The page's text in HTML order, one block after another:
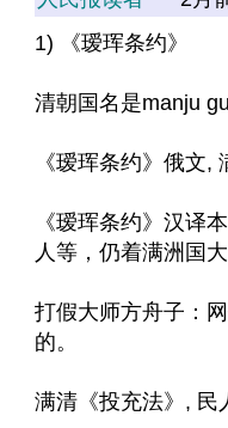
1) 《瑷珲条约》
清朝国名是manju
《瑷珲条约》俄文,
《瑷珲条约》汉译
人等，仍着满洲国
打假大师方舟子：
的。
满清《投充法》, 民